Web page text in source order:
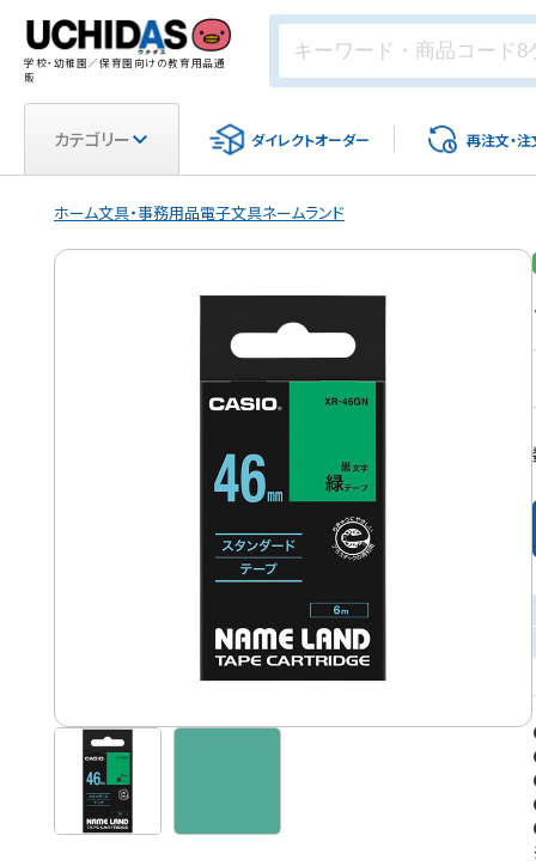
学校・幼稚園／保育園向けの教育用品通
販
カテゴリー ダイレクトオーダー 再注文・注
ホーム文具・事務用品電子文具ネームランド